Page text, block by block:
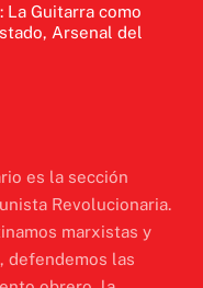
La Guitarra como
Arsenal del
es la sección
Revolucionaria.
marxistas y
defendemos las